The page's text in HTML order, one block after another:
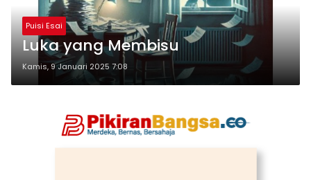
Puisi Esai
Luka yang Membisu
Kamis, 9 Januari 2025 7:08